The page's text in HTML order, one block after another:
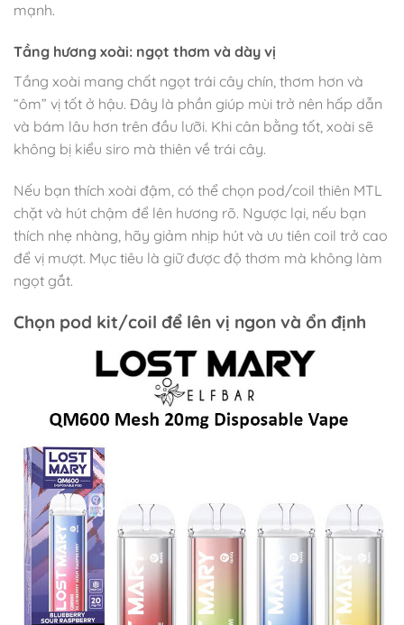
mạnh.
Tầng hương xoài: ngọt thơm và dày vị
Tầng xoài mang chất ngọt trái cây chín, thơm hơn và
“ôm” vị tốt ở hậu. Đây là phần giúp mùi trở nên hấp dẫn
và bám lâu hơn trên đầu lưỡi. Khi cân bằng tốt, xoài sẽ
không bị kiểu siro mà thiên về trái cây.
Nếu bạn thích xoài đậm, có thể chọn pod/coil thiên MTL
chặt và hút chậm để lên hương rõ. Ngược lại, nếu bạn
thích nhẹ nhàng, hãy giảm nhịp hút và ưu tiên coil trở cao
để vị mượt. Mục tiêu là giữ được độ thơm mà không làm
ngọt gắt.
Chọn pod kit/coil để lên vị ngon và ổn định